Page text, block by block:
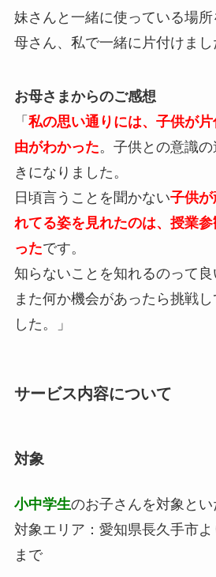
妹さんと一緒に使っている場
母さん、私で一緒に片付けまし
お母さまからのご感想
「 私の思い通りには、子供が
由がわかった。子供との意識
きになりました。
日頃言うことを聞かない子供が
れてる姿を見れたのは、授業
ったです。
知らないことを知れるのって良
また何か機会があったら挑戦
した。」
サービス内容について
対象
小中学生のお子さんを対象とい
対象エリア：愛知県長久手市
まで